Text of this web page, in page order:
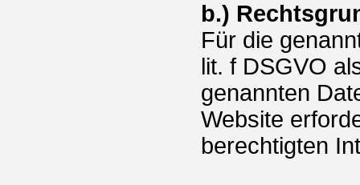
b.)
Für die
lit. f DSGVO
genannten
Website
berechtigten